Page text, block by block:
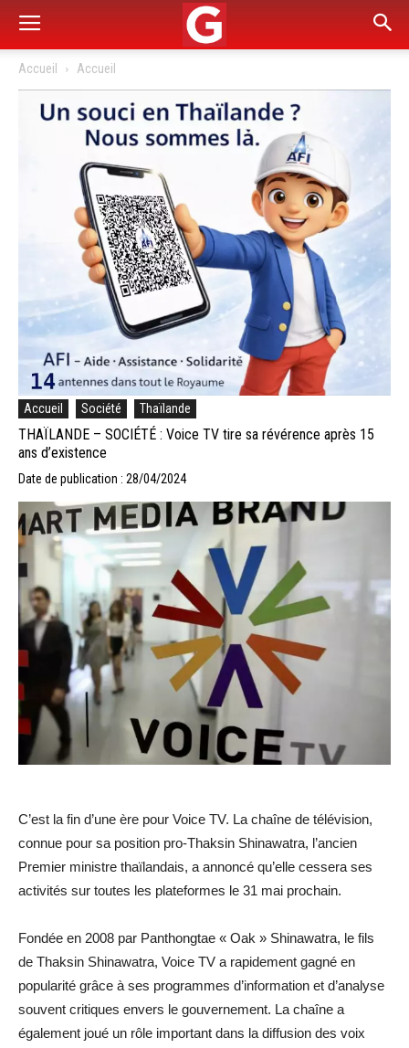
Accueil Accueil
Accueil Société Thaïlande
THAÏLANDE – SOCIÉTÉ : Voice TV tire sa révérence après 15
ans d’existence
Date de publication : 28/04/2024
C’est la fin d’une ère pour Voice TV. La chaîne de télévision,
connue pour sa position pro-Thaksin Shinawatra, l’ancien
Premier ministre thaïlandais, a annoncé qu’elle cessera ses
activités sur toutes les plateformes le 31 mai prochain.
Fondée en 2008 par Panthongtae « Oak » Shinawatra, le fils
de Thaksin Shinawatra, Voice TV a rapidement gagné en
popularité grâce à ses programmes d’information et d’analyse
souvent critiques envers le gouvernement. La chaîne a
également joué un rôle important dans la diffusion des voix